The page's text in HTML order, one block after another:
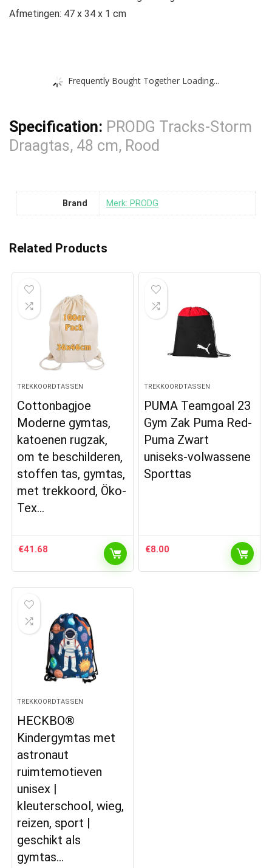
Afmetingen: 47 x 34 x 1 cm
Frequently Bought Together Loading...
Specification: PRODG Tracks-Storm
Draagtas, 48 cm, Rood
Brand Merk: PRODG
Related Products
TREKKOORDTASSEN
Cottonbagjoe
Moderne gymtas,
katoenen rugzak,
om te beschilderen,
stoffen tas, gymtas,
met trekkoord, Öko-
Tex…
€41.68
TREKKOORDTASSEN
PUMA Teamgoal 23
Gym Zak Puma Red-
Puma Zwart
uniseks-volwassene
Sporttas
€8.00
TREKKOORDTASSEN
HECKBO®
Kindergymtas met
astronaut
ruimtemotieven
unisex |
kleuterschool, wieg,
reizen, sport |
geschikt als
gymtas…